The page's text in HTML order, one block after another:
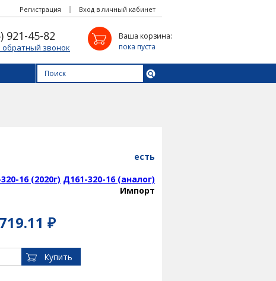
Вход в личный кабинет
Регистрация
Ваша корзина:
пока пуста
921-45-82
обратный звонок
есть
16 (2020г) Д161-320-16 (аналог)
Импорт
₽